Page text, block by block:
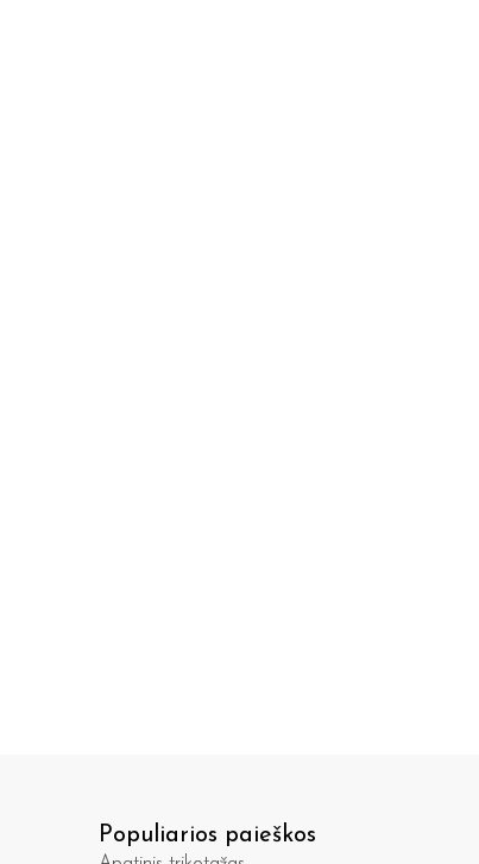
Populiarios paieškos